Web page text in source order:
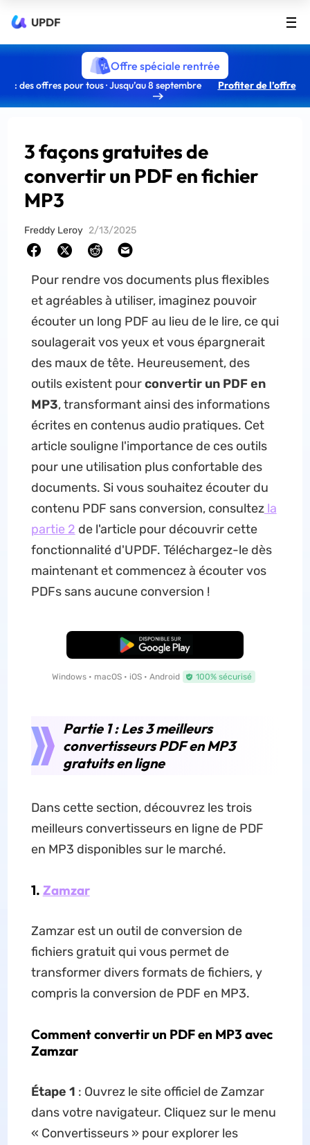
UPDF
Offre spéciale rentrée
: des offres pour tous · Jusqu’au 8 septembre Profiter de l’offre
3 façons gratuites de
convertir un PDF en fichier
MP3
Freddy Leroy 2/13/2025
Pour rendre vos documents plus flexibles
et agréables à utiliser, imaginez pouvoir
écouter un long PDF au lieu de le lire, ce qui
soulagerait vos yeux et vous épargnerait
des maux de tête. Heureusement, des
outils existent pourconvertir un PDF en
MP3, transformant ainsi des informations
écrites en contenus audio pratiques. Cet
article souligne l'importance de ces outils
pour une utilisation plus confortable des
documents. Si vous souhaitez écouter du
contenu PDF sans conversion, consultezla
partie 2 de l'article pour découvrir cette
fonctionnalité d'UPDF. Téléchargez-le dès
maintenant et commencez à écouter vos
PDFs sans aucune conversion !
TÉLÉCHARGER
Windows • macOS • iOS • Android 100% sécurisé
Partie 1 : Les 3 meilleurs
convertisseurs PDF en MP3
gratuits en ligne
Dans cette section, découvrez les trois
meilleurs convertisseurs en ligne de PDF
en MP3 disponibles sur le marché.
1. Zamzar
Zamzar est un outil de conversion de
fichiers gratuit qui vous permet de
transformer divers formats de fichiers, y
compris la conversion de PDF en MP3.
Comment convertir un PDF en MP3 avec
Zamzar
Étape 1 : Ouvrez le site officiel de Zamzar
dans votre navigateur. Cliquez sur le menu
« Convertisseurs » pour explorer les